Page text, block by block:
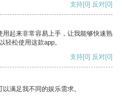
支持[0] 反对[0]
起来非常容易上手，让我能够快速熟
轻松使用这款app。
支持[0] 反对[0]
满足我不同的娱乐需求。